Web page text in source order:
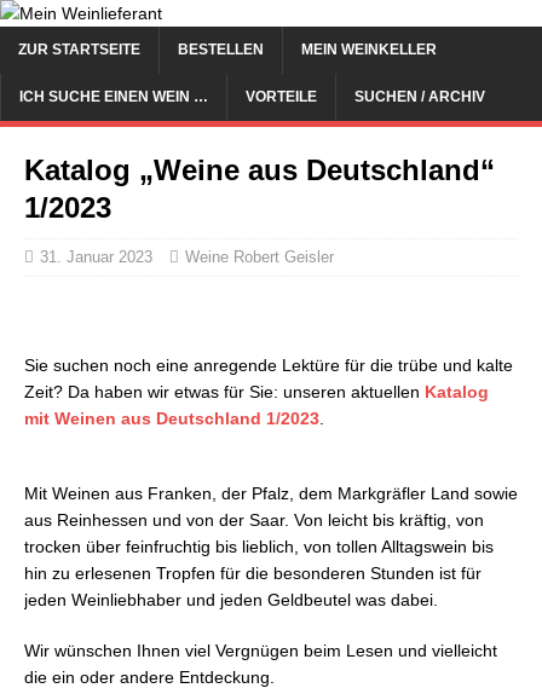
ZUR STARTSEITE BESTELLEN MEIN WEINKELLER
ICH SUCHE EINEN WEIN … VORTEILE SUCHEN / ARCHIV
Katalog „Weine aus Deutschland“
1/2023
31. Januar 2023 Weine Robert Geisler
Sie suchen noch eine anregende Lektüre für die trübe und kalte
Zeit? Da haben wir etwas für Sie: unseren aktuellen Katalog
mit Weinen aus Deutschland 1/2023
Mit Weinen aus Franken, der Pfalz, dem Markgräfler Land sowie
aus Reinhessen und von der Saar. Von leicht bis kräftig, von
trocken über feinfruchtig bis lieblich, von tollen Alltagswein bis
hin zu erlesenen Tropfen für die besonderen Stunden ist für
jeden Weinliebhaber und jeden Geldbeutel was dabei.
Wir wünschen Ihnen viel Vergnügen beim Lesen und vielleicht
die ein oder andere Entdeckung.